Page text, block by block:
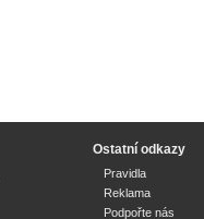
Ostatní odkazy
Pravidla
Reklama
Podpořte nás